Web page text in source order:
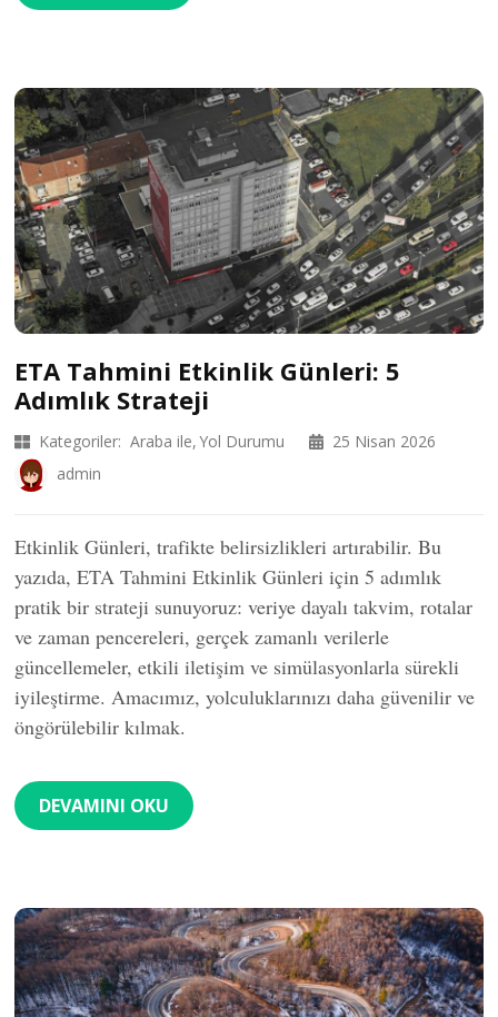
ETA Tahmini Etkinlik Günleri: 5
Adımlık Strateji
Kategoriler: Araba ile Yol Durumu
25 Nisan 2026
admin
Etkinlik Günleri, trafikte belirsizlikleri artırabilir. Bu
yazıda, ETA Tahmini Etkinlik Günleri için 5 adımlık
pratik bir strateji sunuyoruz: veriye dayalı takvim, rotalar
ve zaman pencereleri, gerçek zamanlı verilerle
güncellemeler, etkili iletişim ve simülasyonlarla sürekli
iyileştirme. Amacımız, yolculuklarınızı daha güvenilir ve
öngörülebilir kılmak.
DEVAMINI OKU